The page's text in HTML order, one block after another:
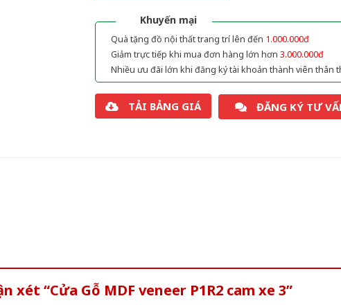
Khuyến mại
Quà tặng đồ nội thất trang trí lên đến 1.000.000đ
Giảm trực tiếp khi mua đơn hàng lớn hơn 3.000.000đ
Nhiều ưu đãi lớn khi đăng ký tài khoản thành viên thân
TẢI BẢNG GIÁ ĐĂNG KÝ TƯ
“Cửa Gỗ MDF veneer P1R2 cam xe 3”